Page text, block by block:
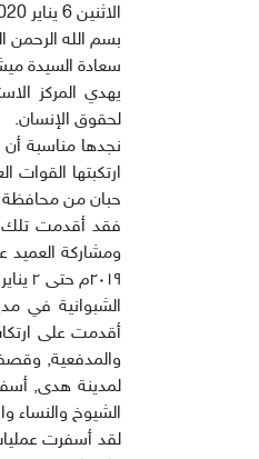
الاثنين 6 يناير 2020م
بسم الله الرحمن
سعادة السيدة
يهدي المركز
لحقوق الإنسان.
نجدها مناسبة
ارتكبتها القوات
حبان من
الشبوانية في
أقدمت على
والمدفعية,
لمدينة هدى,
الشيوخ والنساء
لقد أسفرت